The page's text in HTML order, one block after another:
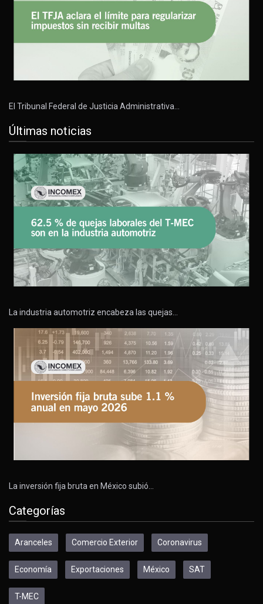
El Tribunal Federal de Justicia Administrativa…
Últimas noticias
La industria automotriz encabeza las quejas…
La inversión fija bruta en México subió…
Categorías
Aranceles Comercio Exterior Coronavirus
Economía Exportaciones México SAT
T-MEC